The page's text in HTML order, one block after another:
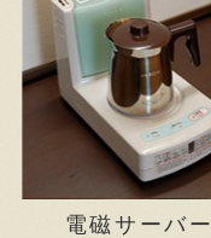
電磁サーバー